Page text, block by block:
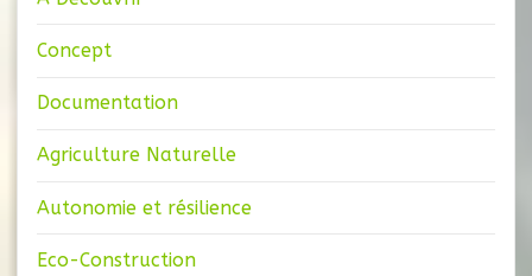
Concept
Documentation
Agriculture Naturelle
Autonomie et résilience
Eco-Construction